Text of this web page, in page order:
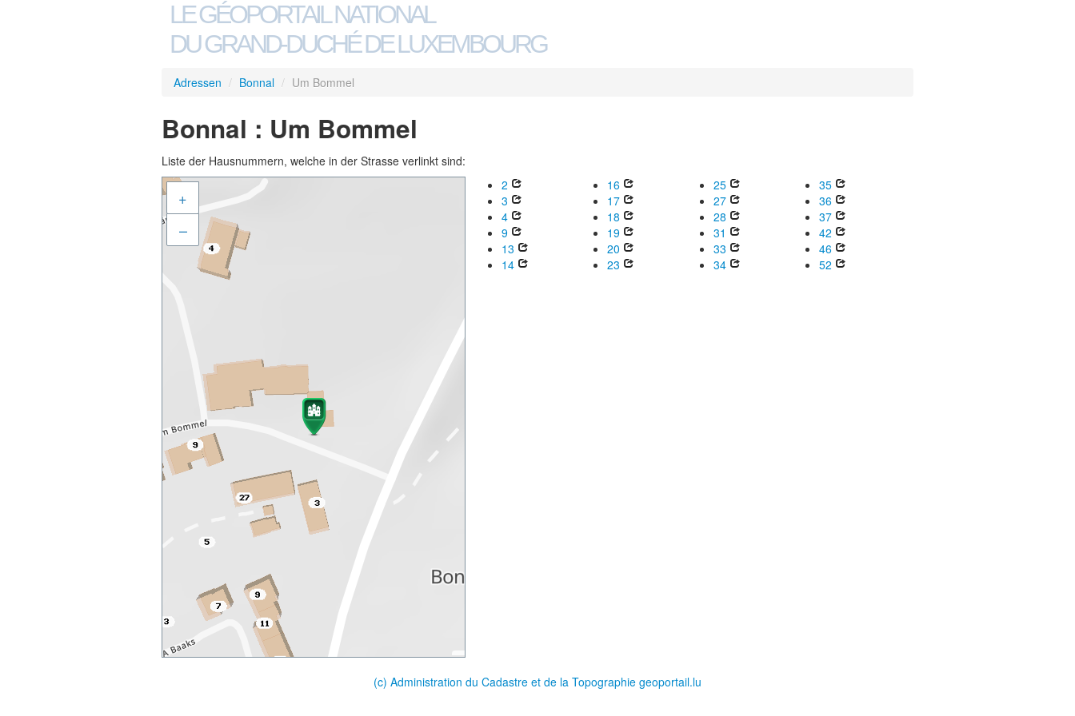
LE GÉOPORTAIL NATIONAL
DU GRAND-DUCHÉ DE LUXEMBOURG
Adressen / Bonnal / Um Bommel
Bonnal : Um Bommel
Liste der Hausnummern, welche in der Strasse verlinkt sind:
+
–
2
3
4
9
13
14
16
17
18
19
20
23
25
27
28
31
33
34
35
36
37
42
46
52
(c) Administration du Cadastre et de la Topographie geoportail.lu